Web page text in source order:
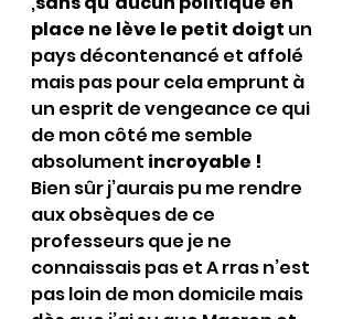
place ne lève le petit doigt un
pays décontenancé et affolé
mais pas pour cela emprunt à
un esprit de vengeance ce qui
de mon côté me semble
absolument incroyable !
Bien sûr j’aurais pu me rendre
aux obsèques de ce
professeurs que je ne
connaissais pas et A rras n’est
pas loin de mon domicile mais